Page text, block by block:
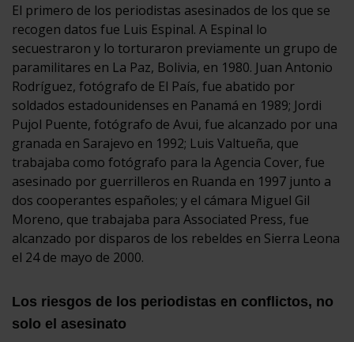
El primero de los periodistas asesinados de los que se
recogen datos fue Luis Espinal. A Espinal lo
secuestraron y lo torturaron previamente un grupo de
paramilitares en La Paz, Bolivia, en 1980. Juan Antonio
Rodríguez, fotógrafo de El País, fue abatido por
soldados estadounidenses en Panamá en 1989; Jordi
Pujol Puente, fotógrafo de Avui, fue alcanzado por una
granada en Sarajevo en 1992; Luis Valtueña, que
trabajaba como fotógrafo para la Agencia Cover, fue
asesinado por guerrilleros en Ruanda en 1997 junto a
dos cooperantes españoles; y el cámara Miguel Gil
Moreno, que trabajaba para Associated Press, fue
alcanzado por disparos de los rebeldes en Sierra Leona
el 24 de mayo de 2000.
Los riesgos de los periodistas en conflictos, no
solo el asesinato